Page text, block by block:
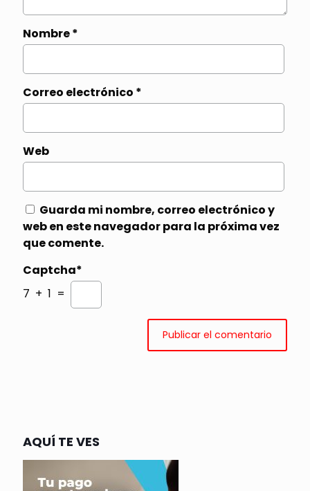
Nombre*
Correo electrónico *
Web
Guarda mi nombre, correo electrónico y
web en este navegador para la próxima vez
que comente.
Captcha*
7 + 1 =
AQUÍ TE VES